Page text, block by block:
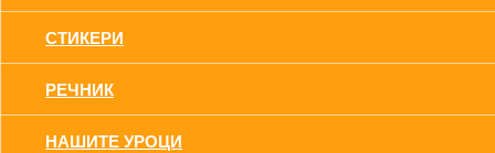
СТИКЕРИ
РЕЧНИК
НАШИТЕ УРОЦИ